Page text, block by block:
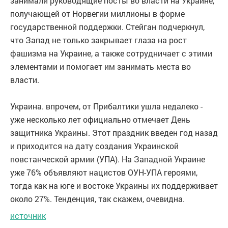
получающей от Норвегии миллионы в форме
государственной поддержки. Стейган подчеркнул,
что Запад не только закрывает глаза на рост
фашизма на Украине, а также сотрудничает с этими
элементами и помогает им занимать места во
власти.
Украина. впрочем, от Прибалтики ушла недалеко -
уже несколько лет официально отмечает День
защитника Украины. Этот праздник введен год назад
и приходится на дату создания Украинской
повстанческой армии (УПА). На Западной Украине
уже 76% объявляют нацистов ОУН-УПА героями,
тогда как на юге и востоке Украины их поддерживает
около 27%. Тенденция, так скажем, очевидна.
источник